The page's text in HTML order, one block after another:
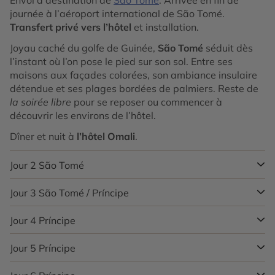
journée à l’aéroport international de São Tomé.
Transfert privé vers l’hôtel et installation.
Joyau caché du golfe de Guinée, São Tomé séduit dès
l’instant où l’on pose le pied sur son sol. Entre ses
maisons aux façades colorées, son ambiance insulaire
détendue et ses plages bordées de palmiers. Reste de
la soirée libre pour se reposer ou commencer à
découvrir les environs de l’hôtel.
Dîner et nuit à l’hôtel Omali.
Jour 2 São Tomé
Réveil en douceur pour votre premier petit-déjeuner à
São Tomé, bercé par la brise tropicale et les senteurs
exotiques de l’île. Profitez de la matinée pour vous
détendre dans votre hôtel : plongez dans la piscine,
prélassez-vous sous le soleil équatorial ou laissez-vous
porter par l’atmosphère paisible des lieux.
Jour 3 São Tomé / Príncipe
Petit-déjeuner à l’hôtel. En début de matinée, transfert
vers l’aéroport de São Tomé pour un vol à destination
dePríncipe.À votre arrivée, accueil chaleureux à
l’aéroport ettransfert privé vers votre hébergement.
Jour 4 Príncipe
Après un petit déjeuner à l’hôtel, commencez votre
journée par la visite du village deSanto António.
Jour 5 Príncipe